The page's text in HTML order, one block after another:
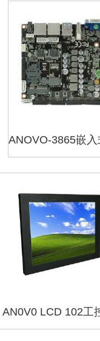
AN0V0 LCD 102工